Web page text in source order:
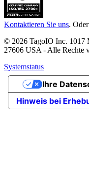
Kontaktieren Sie uns.
© 2026 TagoIO Inc. 1017
27606 USA - Alle Rechte
Systemstatus
Hinweis bei
Ihre